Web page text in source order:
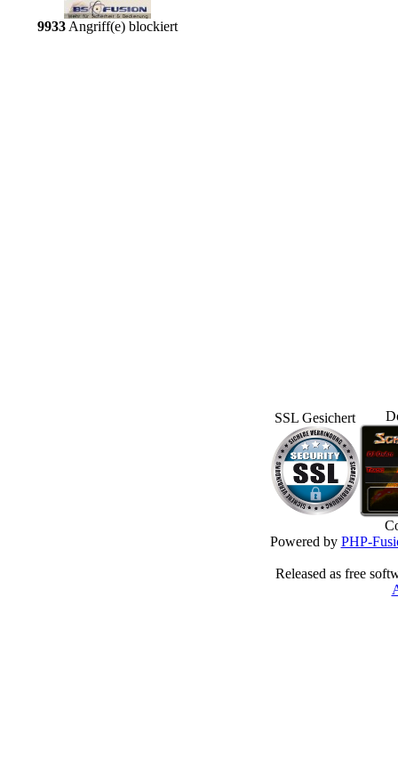
9933 Angriff(e) blockiert
SSL Gesichert
Powered by PHP-
Released as free